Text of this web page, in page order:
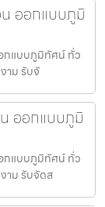
ออกแบบภูมิ
กแบบภูมิทัศน์ ทั่ว
าม รับจั
ออกแบบภูมิ
กแบบภูมิทัศน์ ทั่ว
าม รับจัดส